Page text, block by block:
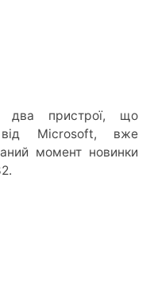
два пристрої, що
Microsoft, вже
момент новинки